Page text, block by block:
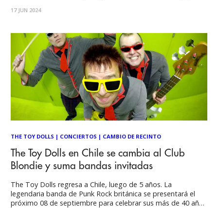
al Grammy Latino como "Mejor Álbum Cantautor" en
17 JUN 2024
THE TOY DOLLS | CONCIERTOS | CAMBIO DE RECINTO
The Toy Dolls en Chile se cambia al Club
Blondie y suma bandas invitadas
The Toy Dolls regresa a Chile, luego de 5 años. La
legendaria banda de Punk Rock británica se presentará el
próximo 08 de septiembre para celebrar sus más de 40 años